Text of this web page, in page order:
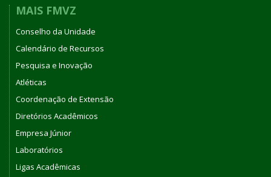
MAIS FMVZ
Conselho da Unidade
Calendário de Recursos
Pesquisa e Inovação
Atléticas
Coordenação de Extensão
Diretórios Acadêmicos
Empresa Júnior
Laboratórios
Ligas Acadêmicas